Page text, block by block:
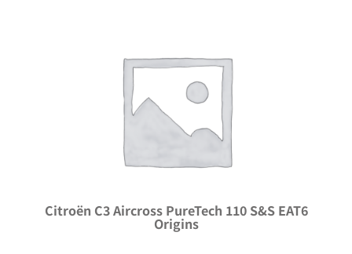
Citroën C3 Aircross PureTech 110 S&S EAT6
Origins